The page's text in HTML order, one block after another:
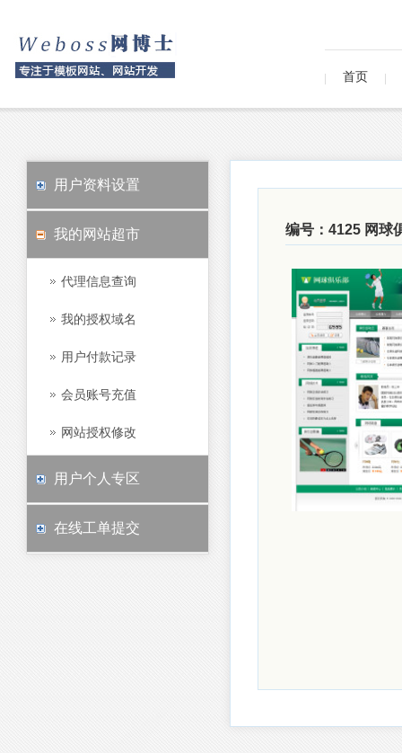
首页
用户资料设置
我的网站超市
代理信息查询
我的授权域名
用户付款记录
会员账号充值
网站授权修改
用户个人专区
在线工单提交
编号：4125 网球